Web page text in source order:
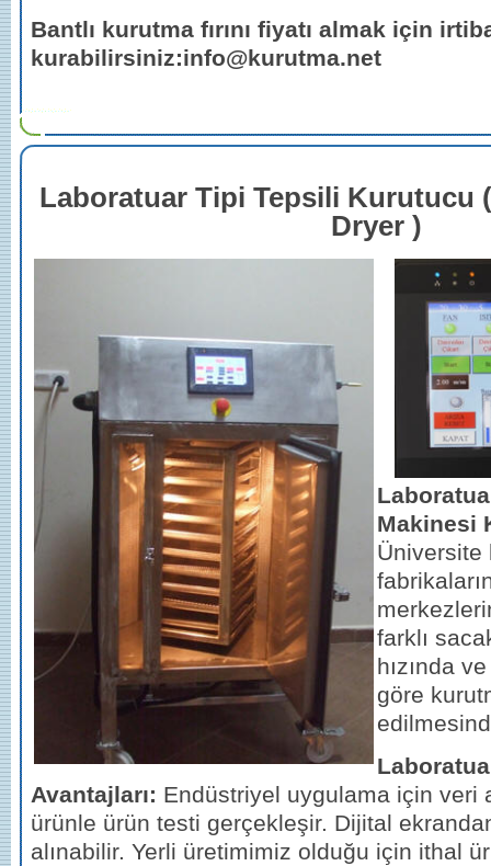
Bantlı kurutma fırını fiyatı almak için
kurabilirsiniz:info@kurutma.net
Laboratuar Tipi Tepsili Kurutucu
Dryer )
Makinesi
Üniversite
farklı
hızında
göre
Avantajları: Endüstriyel uygulama için veri
ürünle ürün testi gerçekleşir. Dijital
alınabilir. Yerli üretimimiz olduğu için ithal